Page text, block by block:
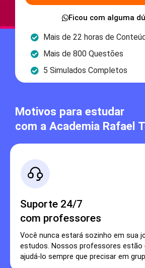
Ficou com alguma
Mais de 22 horas de
Mais de 800 Questões
5 Simulados Completos
Motivos para estudar
com a Academia Rafael
Suporte 24/7
com professores
Você nunca estará sozinho em sua
estudos. Nossos professores estão
ajudá-lo sempre que precisar em